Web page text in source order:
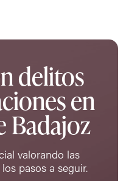
delitos
en
Badajoz
valorando las
pasos a seguir.